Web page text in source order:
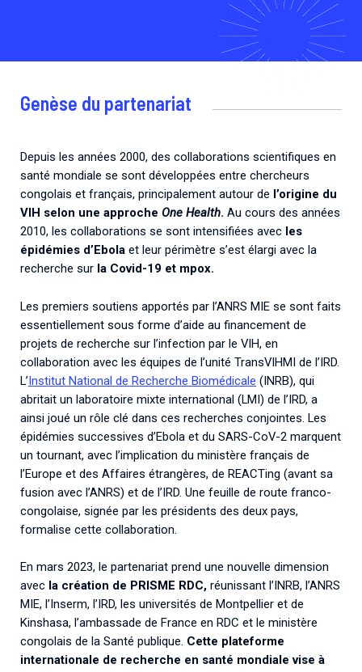
Genèse du partenariat
Depuis les années 2000, des collaborations scientifiques en
santé mondiale se sont développées entre chercheurs
congolais et français, principalement autour de l’origine du
VIH selon une approche One Health. Au cours des années
2010, les collaborations se sont intensifiées avec les
épidémies d’Ebola et leur périmètre s’est élargi avec la
recherche sur la Covid-19 et mpox.
Les premiers soutiens apportés par l’ANRS MIE se sont faits
essentiellement sous forme d’aide au financement de
projets de recherche sur l’infection par le VIH, en
collaboration avec les équipes de l’unité TransVIHMI de l’IRD.
L’Institut National de Recherche Biomédicale (INRB), qui
abritait un laboratoire mixte international (LMI) de l’IRD, a
ainsi joué un rôle clé dans ces recherches conjointes. Les
épidémies successives d’Ebola et du SARS-CoV-2 marquent
un tournant, avec l’implication du ministère français de
l’Europe et des Affaires étrangères, de REACTing (avant sa
fusion avec l’ANRS) et de l’IRD. Une feuille de route franco-
congolaise, signée par les présidents des deux pays,
formalise cette collaboration.
En mars 2023, le partenariat prend une nouvelle dimension
avec la création de PRISME RDC, réunissant l’INRB, l’ANRS
MIE, l’Inserm, l’IRD, les universités de Montpellier et de
Kinshasa, l’ambassade de France en RDC et le ministère
congolais de la Santé publique. Cette plateforme
internationale de recherche en santé mondiale vise à